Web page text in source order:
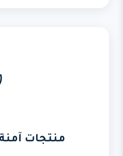
منتجات